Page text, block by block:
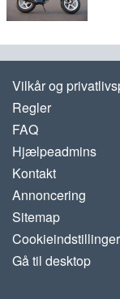
Vilkår og
Regler
FAQ
Hjælpeadmins
Kontakt
Annoncering
Sitemap
Cookieindstillinger
Gå til desktop